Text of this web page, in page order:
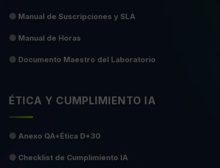
🟡 Manual de Suscripciones y SLA
🟡 Manual de Horas
🟡 Documento Maestro del Laboratorio
ÉTICA Y CUMPLIMIENTO IA
🟢 Anexo QA+Ética D+30
🟡 Checklist de Cumplimiento IA